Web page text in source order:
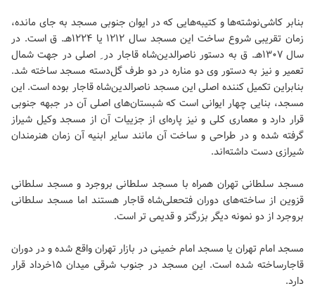
بنابر کاشی‌نوشته‌ها و کتیبه‌هایی که در ایوان جنوبی مسجد به جای مانده،
زمان تقریبی شروع ساخت این مسجد سال ۱۲۱۲ یا ۱۲۲۴هـ. ق است. در
سال ۱۳۰۷هـ. ق به دستور ناصرالدین‌شاه قاجار در ِ اصلی در جهت شمال
تعمیر و نیز به دستور وی دو مناره در دو طرف گل‌دسته مسجد ساخته شد.
بنابراین تکمیل کننده اصلی این مسجد ناصرالدین‌شاه قاجار بوده است. این
مسجد، بنایی چهار ایوانی است که شبستان‌های اصلی آن در جبهه جنوبی
قرار دارد و معماری کلی و نیز پاره‌ای از جزییات آن از مسجد وکیل شیراز
گرفته شده و در طراحی و ساخت آن مانند سایر ابنیه آن زمان هنرمندان
شیرازی دست داشته‌اند.
مسجد سلطانی تهران همراه با مسجد سلطانی بروجرد و مسجد سلطانی
قزوین از ساخته‌های دوران فتحعلی‌شاه قاجار هستند اما مسجد سلطانی
بروجرد از دو نمونه دیگر بزرگتر و قدیمی تر است.
مسجد امام تهران یا مسجد امام خمینی در بازار تهران واقع شده و در دوران
قاجارساخته شده است. این مسجد در جنوب شرقی میدان ۱۵خرداد قرار
دارد.